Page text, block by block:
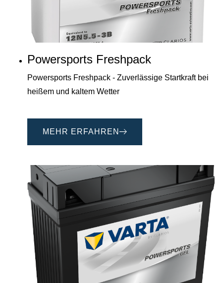
Powersports Freshpack
Powersports Freshpack - Zuverlässige Startkraft bei
heißem und kaltem Wetter
MEHR ERFAHREN